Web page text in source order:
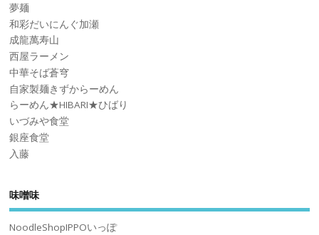
夢麺
和彩だいにんぐ加瀬
成龍萬寿山
西屋ラーメン
中華そば蒼穹
自家製麺きずからーめん
らーめん★HIBARI★ひばり
いづみや食堂
銀座食堂
入藤
味噌味
NoodleShopIPPOいっぽ